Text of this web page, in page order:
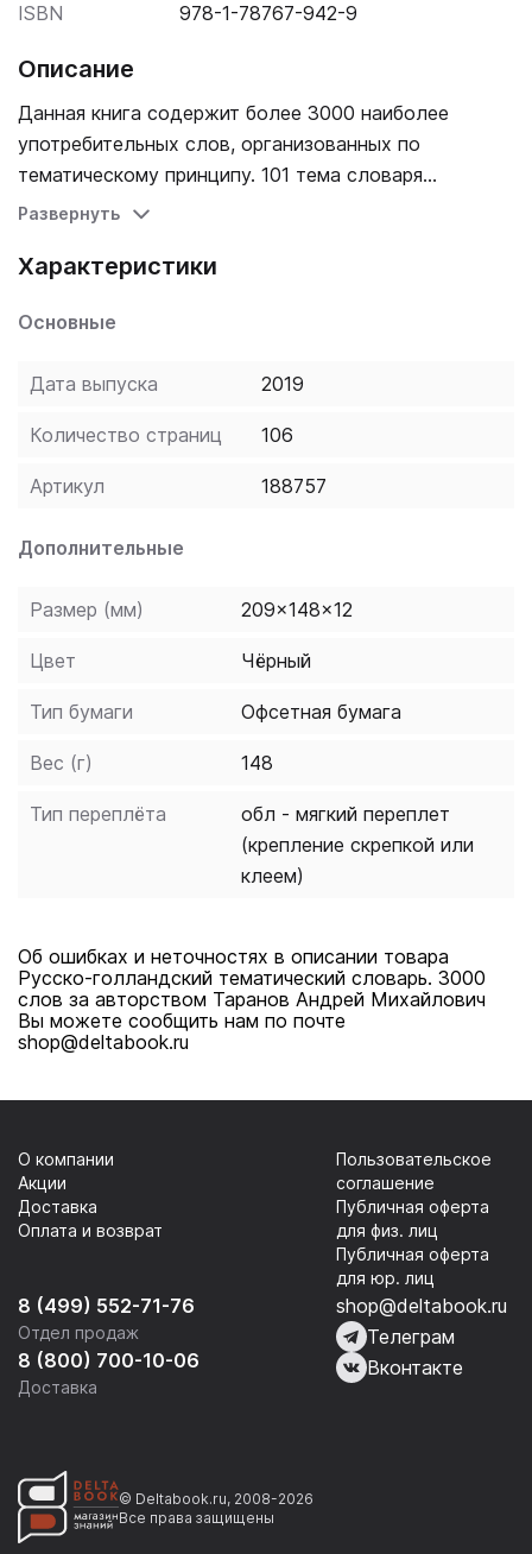
ISBN 978-1-78767-942-9
Описание
Данная книга содержит более 3000 наиболее
употребительных слов, организованных по
тематическому принципу. 101 тема словаря
охватывает основные сферы повседневной
Словарь предназначен для активной работы со
систематизации знаний иностранной лексики.
изучении языка, так и в качестве дополнительного
пособия к основному курсу. Пособие снабжено
удобной транскрипцией, которая предназначена для
использования в случае сомнений в произношении
Развернуть
Характеристики
Основные
Дата выпуска 2019
Количество страниц 106
Артикул 188757
Дополнительные
Размер (мм) 209x148x12
Цвет Чёрный
Тип бумаги Офсетная бумага
Вес (г) 148
Тип переплёта
обл - мягкий переплет
(крепление скрепкой или
клеем)
Об ошибках и неточностях в описании товара
Русско-голландский тематический словарь. 3000
слов за авторством Таранов Андрей Михайлович
Вы можете сообщить нам по почте
shop@deltabook.ru
8 (499) 552-71-76
Отдел продаж
8 (800) 700-10-06
Доставка
О компании
Акции
Доставка
Оплата и возврат
Пользовательское
соглашение
Публичная оферта
для физ. лиц
Публичная оферта
для юр. лиц
shop@deltabook.ru
Телеграм
Вконтакте
© Deltabook.ru, 2008-2026
Все права защищены